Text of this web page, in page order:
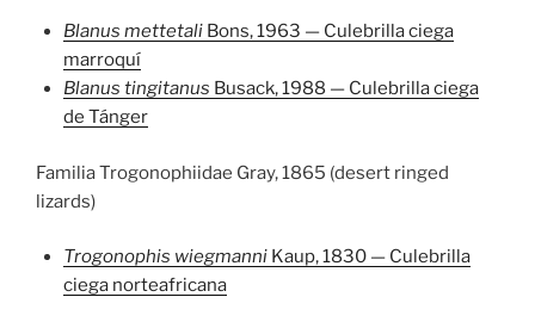
Blanus mettetali Bons, 1963 — Culebrilla ciega
marroquí
Blanus tingitanus Busack, 1988 — Culebrilla ciega
de Tánger
Familia Trogonophiidae Gray, 1865 (desert ringed
lizards)
Trogonophis wiegmanniKaup, 1830 — Culebrilla
ciega norteafricana